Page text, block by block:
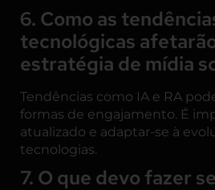
6. Como as
tecnológicas
estratégia de mídia
Tendências como IA e RA
formas de engajamento. É
atualizado e adaptar-se à
tecnologias.
7. O que devo fazer